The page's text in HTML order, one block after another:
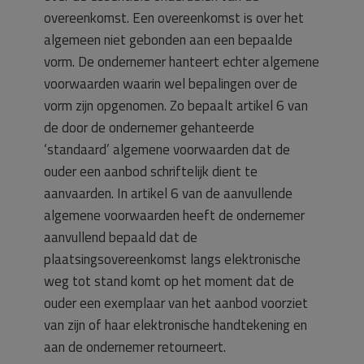
overeenkomst. Een overeenkomst is over het
algemeen niet gebonden aan een bepaalde
vorm. De ondernemer hanteert echter algemene
voorwaarden waarin wel bepalingen over de
vorm zijn opgenomen. Zo bepaalt artikel 6 van
de door de ondernemer gehanteerde
‘standaard’ algemene voorwaarden dat de
ouder een aanbod schriftelijk dient te
aanvaarden. In artikel 6 van de aanvullende
algemene voorwaarden heeft de ondernemer
aanvullend bepaald dat de
plaatsingsovereenkomst langs elektronische
weg tot stand komt op het moment dat de
ouder een exemplaar van het aanbod voorziet
van zijn of haar elektronische handtekening en
aan de ondernemer retourneert.